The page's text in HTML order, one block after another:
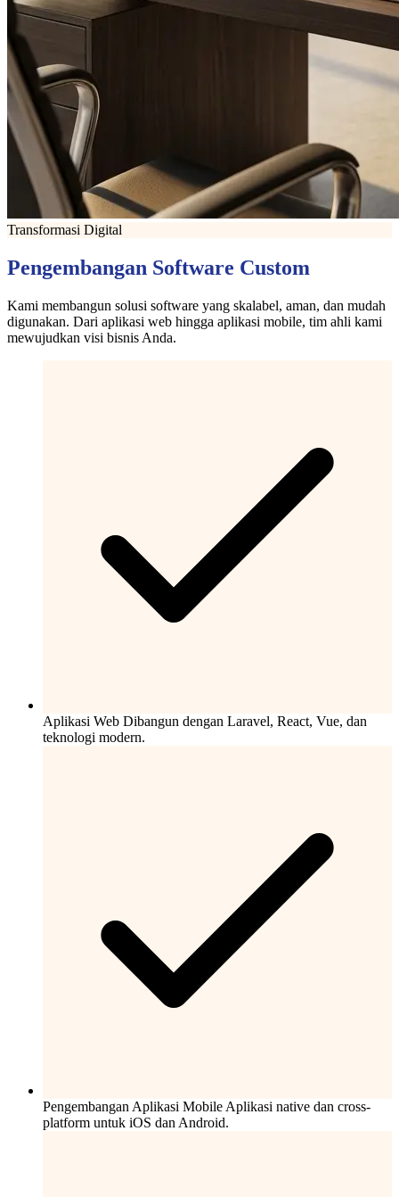
Transformasi Digital
Pengembangan Software Custom
Kami membangun solusi software yang skalabel, aman, dan mudah
digunakan. Dari aplikasi web hingga aplikasi mobile, tim ahli kami
mewujudkan visi bisnis Anda.
Aplikasi Web Dibangun dengan Laravel, React, Vue, dan
teknologi modern.
Pengembangan Aplikasi Mobile Aplikasi native dan cross-
platform untuk iOS dan Android.